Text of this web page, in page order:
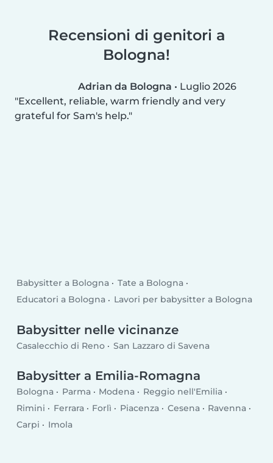
Recensioni di genitori a
Bologna!
Adrian da Bologna • Luglio 2026
Excellent, reliable, warm friendly and very
grateful for Sam's help.
Babysitter a Bologna
Tate a Bologna
Educatori a Bologna
Lavori per babysitter a Bologna
Babysitter nelle vicinanze
Casalecchio di Reno San Lazzaro di Savena
Babysitter a Emilia-Romagna
Bologna Parma Modena
Reggio nell'Emilia
Rimini
Ferrara Forlì Piacenza Cesena
Ravenna
Carpi
Imola